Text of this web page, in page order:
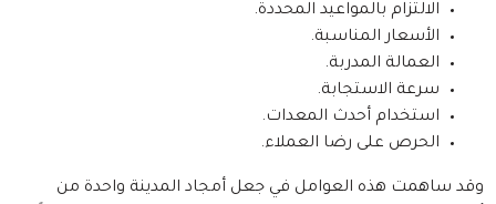
الالتزام بالمواعيد المحددة.
الأسعار المناسبة.
العمالة المدربة.
سرعة الاستجابة.
استخدام أحدث المعدات.
الحرص على رضا العملاء.
وقد ساهمت هذه العوامل في جعل أمجاد المدينة واحدة من